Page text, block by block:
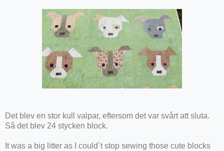
Det blev en stor kull valpar, eftersom det var svårt att sluta.
Så det blev 24 stycken block.
It was a big litter as I could´t stop sewing those cute blocks